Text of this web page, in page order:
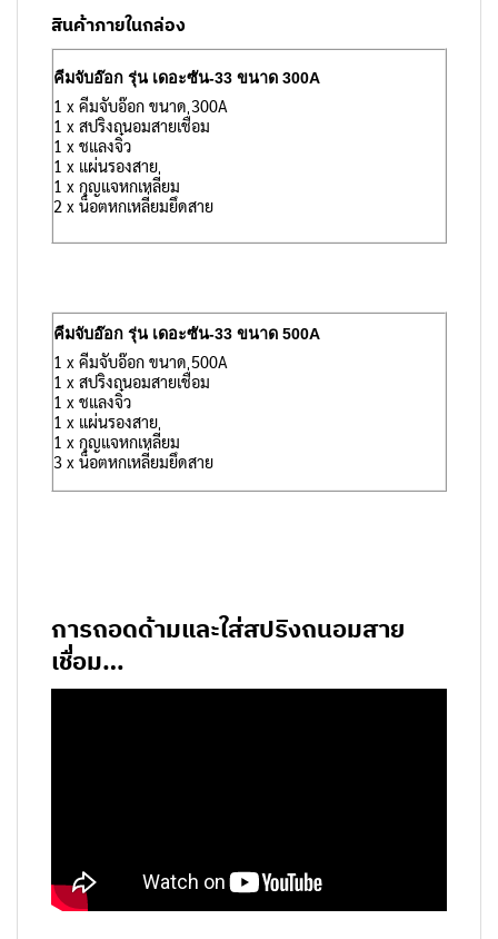
สินค้าภายในกล่อง
คีมจับอ๊อก รุ่น เดอะซัน-33 ขนาด 300A
1 x คีมจับอ๊อก ขนาด 300A
1 x สปริงถนอมสายเชื่อม
1 x ชแลงจิ๋ว
1 x แผ่นรองสาย
1 x กุญแจหกเหลี่ยม
2 x น็อตหกเหลี่ยมยึดสาย
คีมจับอ๊อก รุ่น เดอะซัน-33 ขนาด 500A
1 x คีมจับอ๊อก ขนาด 500A
1 x สปริงถนอมสายเชื่อม
1 x ชแลงจิ๋ว
1 x แผ่นรองสาย
1 x กุญแจหกเหลี่ยม
3 x น็อตหกเหลี่ยมยึดสาย
การถอดด้ามและใส่สปริงถนอมสาย
เชื่อม…